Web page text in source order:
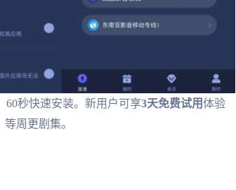
60秒快速安装。新用户可享3天免费试用体验
周更剧集。